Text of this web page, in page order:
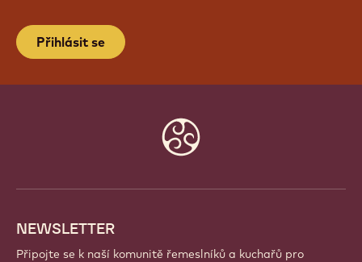
Přihlásit se
NEWSLETTER
Připojte se k naší komunitě řemeslníků a kuchařů pro